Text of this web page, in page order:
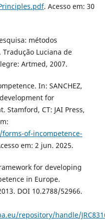
. Acesso em: 30
métodos
Luciana de
Artmed, 2007.
In: SANCHEZ,
for
Stamford, CT: JAI Press,
of-incompetence-
em: 2 jun. 2025.
for developing
in Europe.
DOI 10.2788/52966.
repository/handle/